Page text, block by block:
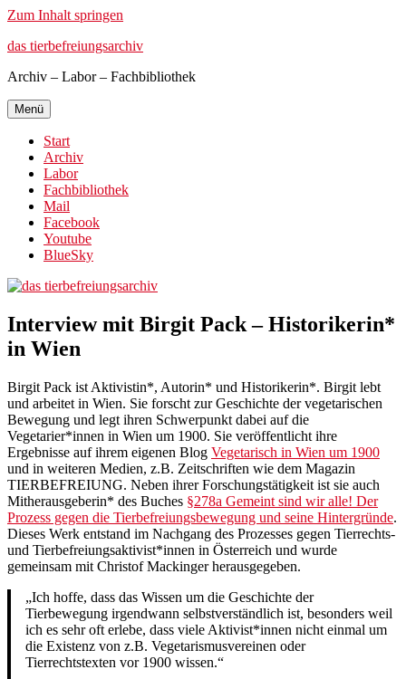
Zum Inhalt springen
das tierbefreiungsarchiv
Archiv – Labor – Fachbibliothek
Menü
Start
Archiv
Labor
Fachbibliothek
Mail
Facebook
Youtube
BlueSky
Interview mit Birgit Pack – Historikerin*
in Wien
Birgit Pack ist Aktivistin*, Autorin* und Historikerin*. Birgit lebt
und arbeitet in Wien. Sie forscht zur Geschichte der vegetarischen
Bewegung und legt ihren Schwerpunkt dabei auf die
Vegetarier*innen in Wien um 1900. Sie veröffentlicht ihre
Ergebnisse auf ihrem eigenen Blog Vegetarisch in Wien um 1900
und in weiteren Medien, z.B. Zeitschriften wie dem Magazin
TIERBEFREIUNG. Neben ihrer Forschungstätigkeit ist sie auch
Mitherausgeberin* des Buches §278a Gemeint sind wir alle! Der
Prozess gegen die Tierbefreiungsbewegung und seine Hintergründe.
Dieses Werk entstand im Nachgang des Prozesses gegen Tierrechts-
und Tierbefreiungsaktivist*innen in Österreich und wurde
gemeinsam mit Christof Mackinger herausgegeben.
„Ich hoffe, dass das Wissen um die Geschichte der
Tierbewegung irgendwann selbstverständlich ist, besonders weil
ich es sehr oft erlebe, dass viele Aktivist*innen nicht einmal um
die Existenz von z.B. Vegetarismusvereinen oder
Tierrechtstexten vor 1900 wissen.“